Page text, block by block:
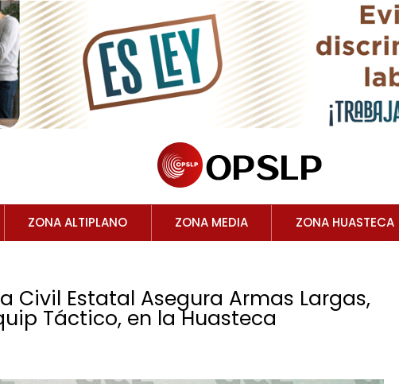
ZONA ALTIPLANO ZONA MEDIA ZONA HUASTECA
Civil Estatal Asegura Armas Largas,
Táctico, en la Huasteca